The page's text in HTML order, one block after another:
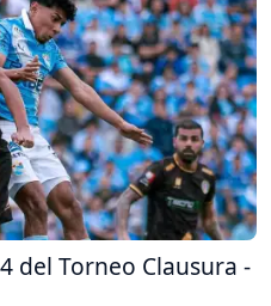
del Torneo Clausura -